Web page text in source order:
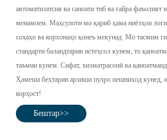
автоматизатсия ва саноати тиб ва ғайра
менамоем. Маҳсулоти мо қариб ҳама ниёзҳои
соҳаҳо ва корхонаҳо қонеъ мекунад. Мо тасмим
стандарти баландтарин истеҳсол кунем, то
таъмин кунем. Сифат, хизматрасонӣ ва
Ҳамеша беҳтарин арзиши пулро пешниҳод кунед,
корҳост!
Бештар>>